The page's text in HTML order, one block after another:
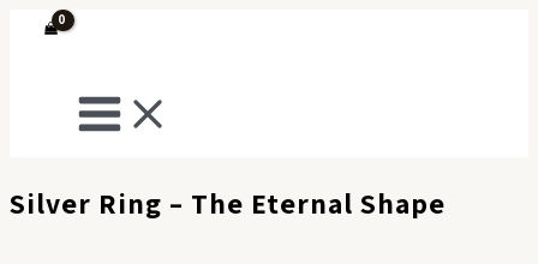
Silver Ring – The Eternal Shape